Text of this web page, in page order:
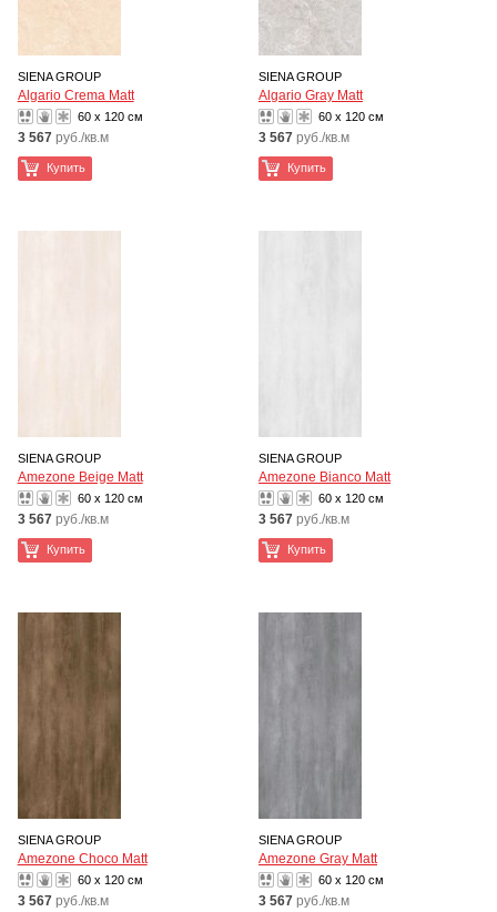
SIENA GROUP
Algario Crema Matt
60 x 120 см
3 567 руб./кв.м
Купить
SIENA GROUP
Algario Gray Matt
60 x 120 см
3 567 руб./кв.м
Купить
SIENA GROUP
Amezone Beige Matt
60 x 120 см
3 567 руб./кв.м
Купить
SIENA GROUP
Amezone Bianco Matt
60 x 120 см
3 567 руб./кв.м
Купить
SIENA GROUP
Amezone Choco Matt
60 x 120 см
3 567 руб./кв.м
SIENA GROUP
Amezone Gray Matt
60 x 120 см
3 567 руб./кв.м